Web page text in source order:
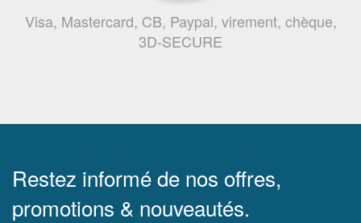
Visa, Mastercard, CB, Paypal, virement, chèque,
3D-SECURE
Restez informé de nos offres,
promotions & nouveautés.